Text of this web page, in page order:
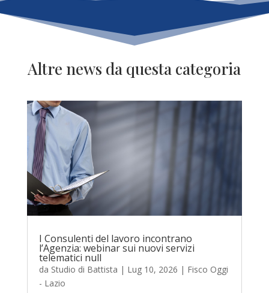
Altre news da questa categoria
I Consulenti del lavoro incontrano
l’Agenzia: webinar sui nuovi servizi
telematici null
da Studio di Battista | Lug 10, 2026 | Fisco Oggi
- Lazio